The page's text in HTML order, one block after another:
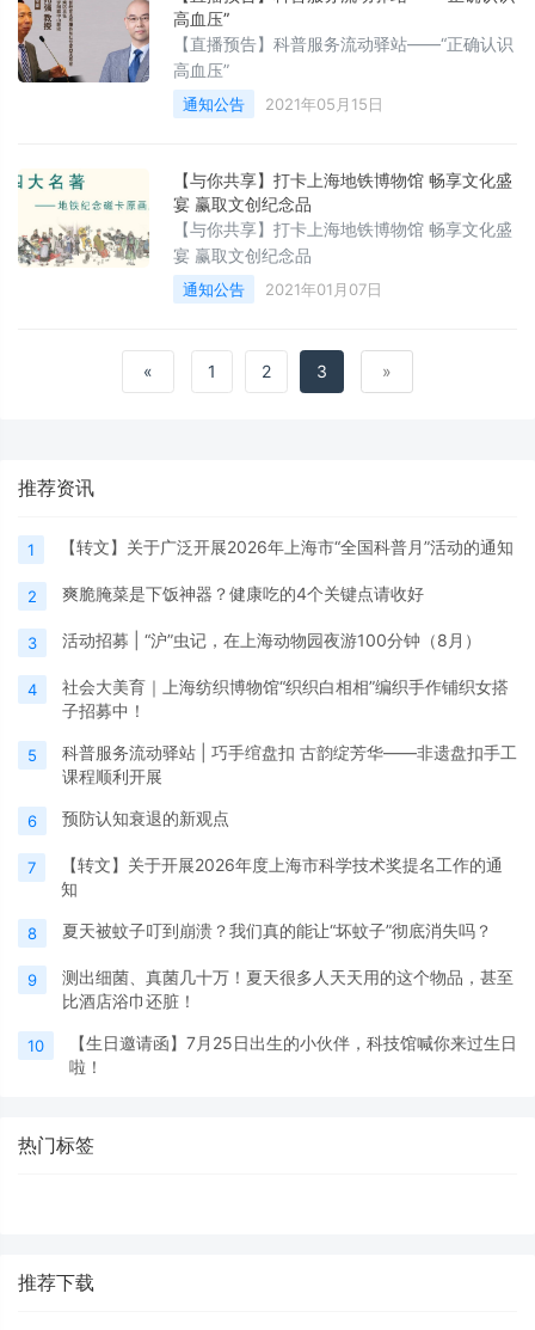
高血压”
【直播预告】科普服务流动驿站——“正确认识
高血压”
通知公告 2021年05月15日
【与你共享】打卡上海地铁博物馆 畅享文化盛
宴 赢取文创纪念品
【与你共享】打卡上海地铁博物馆 畅享文化盛
宴 赢取文创纪念品
通知公告 2021年01月07日
« 1 2 3 »
推荐资讯
1 【转文】关于广泛开展2026年上海市“全国科普月”活动的通知
2 爽脆腌菜是下饭神器？健康吃的4个关键点请收好
3 活动招募 | “沪”虫记，在上海动物园夜游100分钟（8月）
4
社会大美育｜上海纺织博物馆“织织白相相”编织手作铺织女搭
子招募中！
5
科普服务流动驿站 | 巧手绾盘扣 古韵绽芳华——非遗盘扣手工
课程顺利开展
6 预防认知衰退的新观点
7
【转文】关于开展2026年度上海市科学技术奖提名工作的通
知
8 夏天被蚊子叮到崩溃？我们真的能让“坏蚊子”彻底消失吗？
9
测出细菌、真菌几十万！夏天很多人天天用的这个物品，甚至
比酒店浴巾还脏！
10
【生日邀请函】7月25日出生的小伙伴，科技馆喊你来过生日
啦！
热门标签
推荐下载